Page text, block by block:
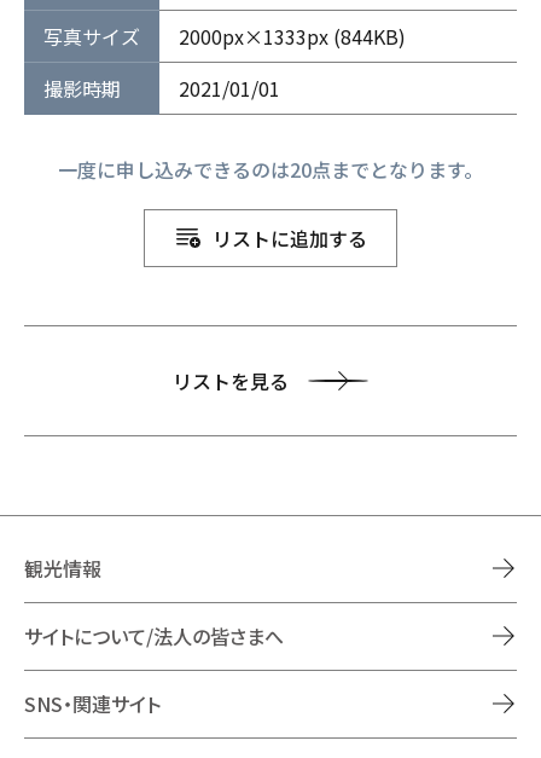
写真サイズ
2000px×1333px (844KB)
撮影時期
2021/01/01
一度に申し込みできるのは20点までとなります。
リストに追加する
リストを見る
観光情報
サイトについて/法人の皆さまへ
SNS・関連サイト